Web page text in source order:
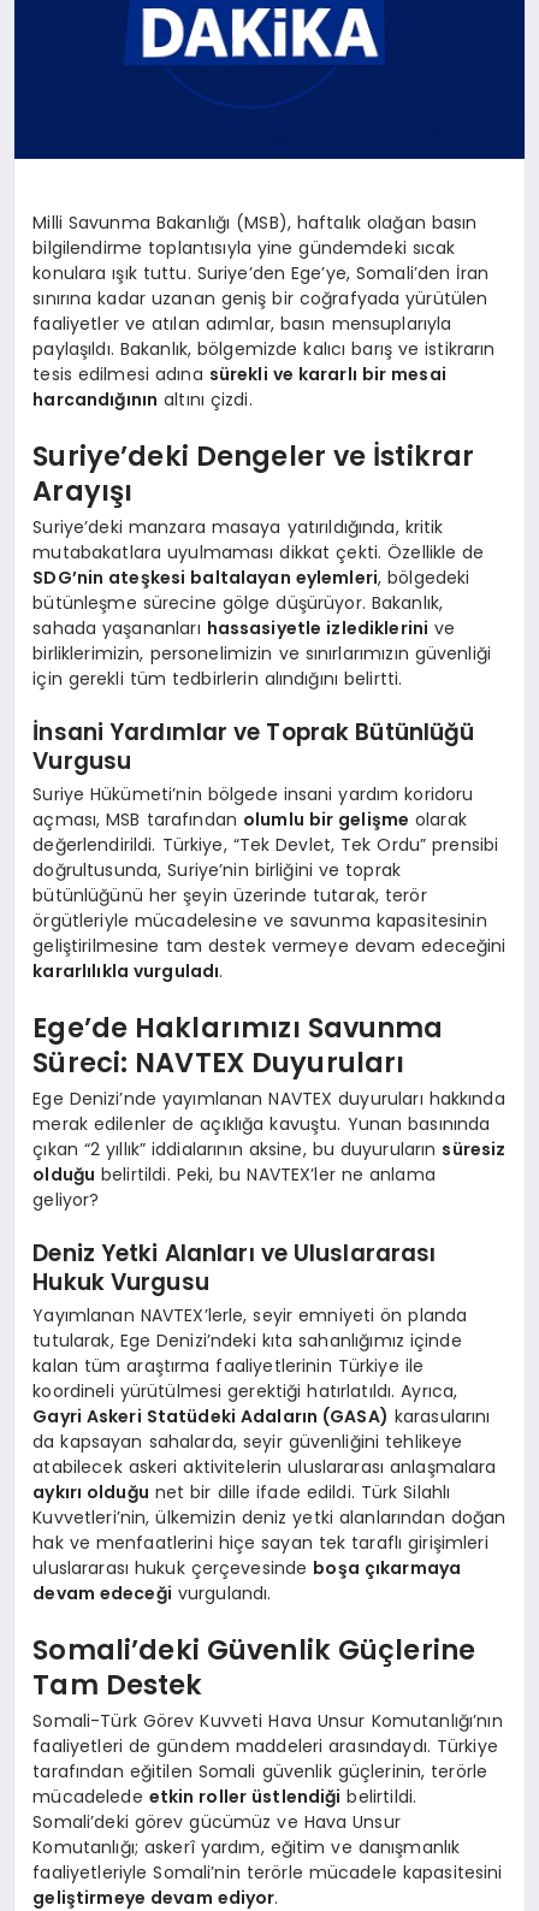
Milli Savunma Bakanlığı (MSB), haftalık olağan basın
bilgilendirme toplantısıyla yine gündemdeki sıcak
konulara ışık tuttu. Suriye’den Ege’ye, Somali’den İran
sınırına kadar uzanan geniş bir coğrafyada yürütülen
faaliyetler ve atılan adımlar, basın mensuplarıyla
paylaşıldı. Bakanlık, bölgemizde kalıcı barış ve istikrarın
tesis edilmesi adına sürekli ve kararlı bir mesai
harcandığının altını çizdi.
Suriye’deki Dengeler ve İstikrar
Arayışı
Suriye’deki manzara masaya yatırıldığında, kritik
mutabakatlara uyulmaması dikkat çekti. Özellikle de
SDG’nin ateşkesi baltalayan eylemleri, bölgedeki
bütünleşme sürecine gölge düşürüyor. Bakanlık,
sahada yaşananları hassasiyetle izlediklerini ve
birliklerimizin, personelimizin ve sınırlarımızın güvenliği
için gerekli tüm tedbirlerin alındığını belirtti.
İnsani Yardımlar ve Toprak Bütünlüğü
Vurgusu
Suriye Hükümeti’nin bölgede insani yardım koridoru
açması, MSB tarafından olumlu bir gelişme olarak
değerlendirildi. Türkiye, “Tek Devlet, Tek Ordu” prensibi
doğrultusunda, Suriye’nin birliğini ve toprak
bütünlüğünü her şeyin üzerinde tutarak, terör
örgütleriyle mücadelesine ve savunma kapasitesinin
geliştirilmesine tam destek vermeye devam edeceğini
kararlılıkla vurguladı.
Ege’de Haklarımızı Savunma
Süreci: NAVTEX Duyuruları
Ege Denizi’nde yayımlanan NAVTEX duyuruları hakkında
merak edilenler de açıklığa kavuştu. Yunan basınında
çıkan “2 yıllık” iddialarının aksine, bu duyuruların süresiz
olduğu belirtildi. Peki, bu NAVTEX’ler ne anlama
geliyor?
Deniz Yetki Alanları ve Uluslararası
Hukuk Vurgusu
Yayımlanan NAVTEX’lerle, seyir emniyeti ön planda
tutularak, Ege Denizi’ndeki kıta sahanlığımız içinde
kalan tüm araştırma faaliyetlerinin Türkiye ile
koordineli yürütülmesi gerektiği hatırlatıldı. Ayrıca,
Gayri Askeri Statüdeki Adaların (GASA) karasularını
da kapsayan sahalarda, seyir güvenliğini tehlikeye
atabilecek askeri aktivitelerin uluslararası anlaşmalara
aykırı olduğu net bir dille ifade edildi. Türk Silahlı
Kuvvetleri’nin, ülkemizin deniz yetki alanlarından doğan
hak ve menfaatlerini hiçe sayan tek taraflı girişimleri
uluslararası hukuk çerçevesinde boşa çıkarmaya
devam edeceği vurgulandı.
Somali’deki Güvenlik Güçlerine
Tam Destek
Somali-Türk Görev Kuvveti Hava Unsur Komutanlığı’nın
faaliyetleri de gündem maddeleri arasındaydı. Türkiye
tarafından eğitilen Somali güvenlik güçlerinin, terörle
mücadelede etkin roller üstlendiği belirtildi.
Somali’deki görev gücümüz ve Hava Unsur
Komutanlığı; askerî yardım, eğitim ve danışmanlık
faaliyetleriyle Somali’nin terörle mücadele kapasitesini
geliştirmeye devam ediyor.